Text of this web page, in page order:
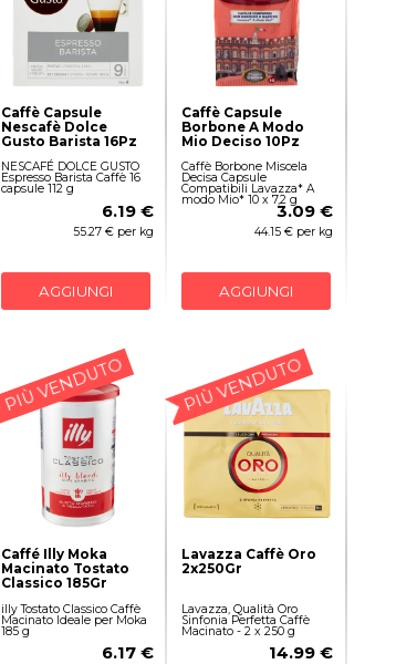
Caffè Capsule
Nescafè Dolce
Gusto Barista 16Pz
NESCAFÉ DOLCE GUSTO
Espresso Barista Caffè 16
capsule 112 g
6.19 €
55.27 € per kg
AGGIUNGI
Caffè Capsule
Borbone A Modo
Mio Deciso 10Pz
Caffè Borbone Miscela
Decisa Capsule
Compatibili Lavazza* A
modo Mio* 10 x 7,2 g
3.09 €
44.15 € per kg
AGGIUNGI
PIÙ VENDUTO
Caffé Illy Moka
Macinato Tostato
Classico 185Gr
illy Tostato Classico Caffè
Macinato Ideale per Moka
185 g
6.17 €
PIÙ VENDUTO
Lavazza Caffè Oro
2x250Gr
Lavazza, Qualità Oro
Sinfonia Perfetta Caffè
Macinato - 2 x 250 g
14.99 €